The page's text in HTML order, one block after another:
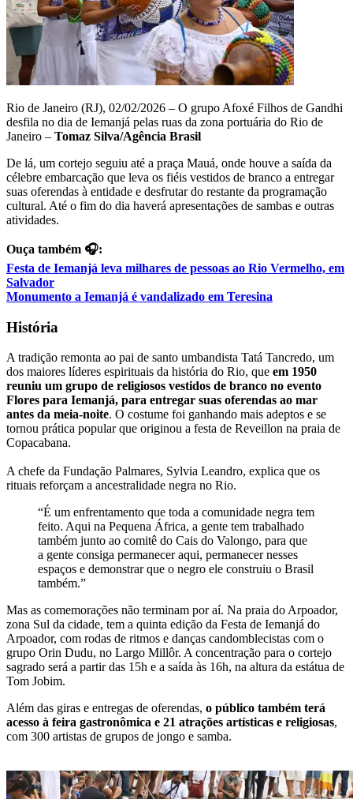
Rio de Janeiro (RJ), 02/02/2026 – O grupo Afoxé Filhos de Gandhi
desfila no dia de Iemanjá pelas ruas da zona portuária do Rio de
Janeiro – Tomaz Silva/Agência Brasil
De lá, um cortejo seguiu até a praça Mauá, onde houve a saída da
célebre embarcação que leva os fiéis vestidos de branco a entregar
suas oferendas à entidade e desfrutar do restante da programação
cultural. Até o fim do dia haverá apresentações de sambas e outras
atividades.
Ouça também 🎧:
Festa de Iemanjá leva milhares de pessoas ao Rio Vermelho, em
Salvador
Monumento a Iemanjá é vandalizado em Teresina
História
A tradição remonta ao pai de santo umbandista Tatá Tancredo, um
dos maiores líderes espirituais da história do Rio, que em 1950
reuniu um grupo de religiosos vestidos de branco no evento
Flores para Iemanjá, para entregar suas oferendas ao mar
antes da meia-noite. O costume foi ganhando mais adeptos e se
tornou prática popular que originou a festa de Reveillon na praia de
Copacabana.
A chefe da Fundação Palmares, Sylvia Leandro, explica que os
rituais reforçam a ancestralidade negra no Rio.
“É um enfrentamento que toda a comunidade negra tem
feito. Aqui na Pequena África, a gente tem trabalhado
também junto ao comitê do Cais do Valongo, para que
a gente consiga permanecer aqui, permanecer nesses
espaços e demonstrar que o negro ele construiu o Brasil
também.”
Mas as comemorações não terminam por aí. Na praia do Arpoador,
zona Sul da cidade, tem a quinta edição da Festa de Iemanjá do
Arpoador, com rodas de ritmos e danças candomblecistas com o
grupo Orin Dudu, no Largo Millôr. A concentração para o cortejo
sagrado será a partir das 15h e a saída às 16h, na altura da estátua de
Tom Jobim.
Além das giras e entregas de oferendas, o público também terá
acesso à feira gastronômica e 21 atrações artísticas e religiosas,
com 300 artistas de grupos de jongo e samba.